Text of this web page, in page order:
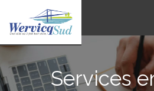
Services